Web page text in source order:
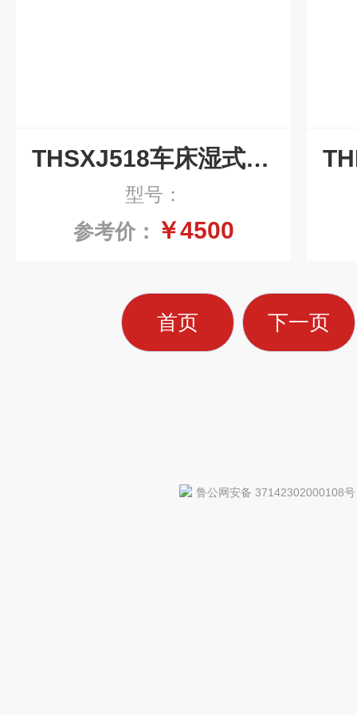
THSXJ518车床湿式磁性板式排屑机输送机
型号：
参考价： ￥4500
首页 下一页
鲁公网安备 37142302000108号